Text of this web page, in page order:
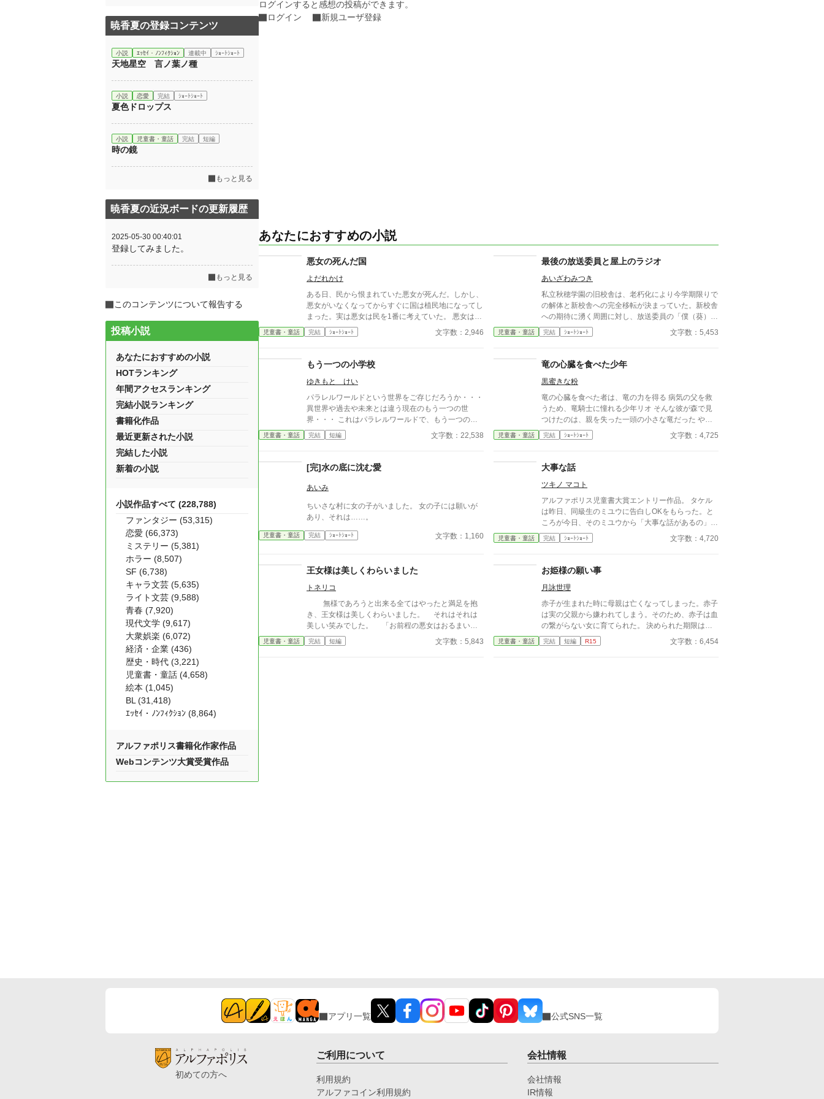
ログインすると感想の投稿ができます。
ログイン
新規ユーザ登録
あなたにおすすめの小説
悪女の死んだ国
よだれかけ
ある日、民から恨まれていた悪女が死んだ。しかし、
悪女がいなくなってからすぐに国は植民地になってし
まった。実は悪女は民を1番に考えていた。 悪女は何
を思い生きたのか。悪女は後世に何を残したの
か......... 2話完結 1/14に2話の内容を増やしました
児童書・童話 完結 ｼｮｰﾄｼｮｰﾄ 文字数：2,946
最後の放送委員と屋上のラジオ
あいざわみつき
私立秋穂学園の旧校舎は、老朽化により今学期限りで
の解体と新校舎への完全移転が決まっていた。新校舎
への期待に湧く周囲に対し、放送委員の「僕（葵）」
とパートナーの優斗は、慣れ親しんだ校舎が消えてし
まう寂しさを拭えずにいた。 ある日、2人は教員から
や一冊のノート、そして『ラジオ・リクエストカー
ド』を見つける。ノートには『屋上のラジオ：言葉に
できなかった想いのために』と記されていた。かつて
旧放送室から屋上のホーンスピーカーへ音を届けてい
た設備が独立して残されていることを知った2人は、
真空管アンプに火を入れ、半分冗談で秘密の放課後放
の本音や寂しさを語った放送だったが、翌朝、葵の靴
らの手紙だった。これをきっかけに、2人の『屋上の
ラジオ』は本格化する。毎朝のように靴箱へ届く手紙
えなかった想いなど、面と向かっては誰にも言えない
胸の奥の感情が綴られていた。2人は名前を伏せたま
ま手紙を「宛名のないお便り」として紹介し、寄り添
うようなレコードの曲を流し続けた。
児童書・童話 完結 ｼｮｰﾄｼｮｰﾄ 文字数：5,453
もう一つの小学校
ゆきもと けい
パラレルワールドという世界をご存じだろうか・・・
異世界や過去や未来とは違う現在のもう一つの世
界・・・ これはパラレルワールドで、もう一つの別
世界の同じ小学校へ行った先生と生徒たちの物語で
す。 同じ時間が流れているのに、自分たちが通って
が全く違うことに戸惑いながらも、現実としてそれを
受け入れる生徒たち・・・ そして、元の世界に戻っ
てきた生徒たちが感じた事とは・・・ 読んで頂けて
児童書・童話 完結 短編 文字数：22,538
竜の心臓を食べた少年
黒蜜きな粉
竜の心臓を食べた者は、竜の力を得る 病気の父を救
うため、竜騎士に憧れる少年リオ そんな彼が森で見
つけたのは、親を失った一頭の小さな竜だった やが
て、リオは家族の命と自分を信じる命との間で残酷な
選択を迫られる ※こちらのお話は「第1回児童書大
投票をよろしくお願いいたします。
児童書・童話 完結 ｼｮｰﾄｼｮｰﾄ 文字数：4,725
[完]水の底に沈む愛
あいみ
ちいさな村に女の子がいました。 女の子には願いが
あり、それは……。
児童書・童話 完結 ｼｮｰﾄｼｮｰﾄ 文字数：1,160
大事な話
ツキノ マコト
アルファポリス児童書大賞エントリー作品。 タケル
は昨日、同級生のミユウに告白しOKをもらった。と
ころが今日、そのミユウから「大事な話があるの」と
校舎裏の神社に呼び出された。ミユウの大事な話って
一体何だ？ まさか、やっぱりあなたとは付き合えな
れと想像を巡らせ、ミユウの大事な話の中身を予想す
児童書・童話 完結 ｼｮｰﾄｼｮｰﾄ 文字数：4,720
王女様は美しくわらいました
トネリコ
無様であろうと出来る全てはやったと満足を抱
き、王女様は美しくわらいました。 それはそれは
美しい笑みでした。 「お前程の悪女はおるまい
よ」 王子様は最後まで嘲笑う悪女を一刀で断罪し
ました。 きたいの悪女は処刑されました 解説版
児童書・童話 完結 短編 文字数：5,843
お姫様の願い事
月詠世理
赤子が生まれた時に母親は亡くなってしまった。赤子
は実の父親から嫌われてしまう。そのため、赤子は血
の繋がらない女に育てられた。 決められた期限は十
年。十歳になった女の子は母親代わりに連れられて城
に行くことになった。女の子の実の父親のもとへ
児童書・童話 完結 短編 R15 文字数：6,454
暁香夏の登録コンテンツ
小説 ｴｯｾｲ・ﾉﾝﾌｨｸｼｮﾝ 連載中 ｼｮｰﾄｼｮｰﾄ
天地星空 言ノ葉ノ種
小説 恋愛 完結 ｼｮｰﾄｼｮｰﾄ
夏色ドロップス
小説 児童書・童話 完結 短編
時の鏡
もっと見る
暁香夏の近況ボードの更新履歴
2025-05-30 00:40:01
登録してみました。
もっと見る
このコンテンツについて報告する
投稿小説
あなたにおすすめの小説
HOTランキング
年間アクセスランキング
完結小説ランキング
書籍化作品
最近更新された小説
完結した小説
新着の小説
小説作品すべて (228,788)
ファンタジー (53,315)
恋愛 (66,373)
ミステリー (5,381)
ホラー (8,507)
SF (6,738)
キャラ文芸 (5,635)
ライト文芸 (9,588)
青春 (7,920)
現代文学 (9,617)
大衆娯楽 (6,072)
経済・企業 (436)
歴史・時代 (3,221)
児童書・童話 (4,658)
絵本 (1,045)
BL (31,418)
ｴｯｾｲ・ﾉﾝﾌｨｸｼｮﾝ (8,864)
アルファポリス書籍化作家作品
Webコンテンツ大賞受賞作品
アプリ一覧 公式SNS一覧
初めての方へ
ご利用について
利用規約
アルファコイン利用規約
会社情報
会社情報
IR情報